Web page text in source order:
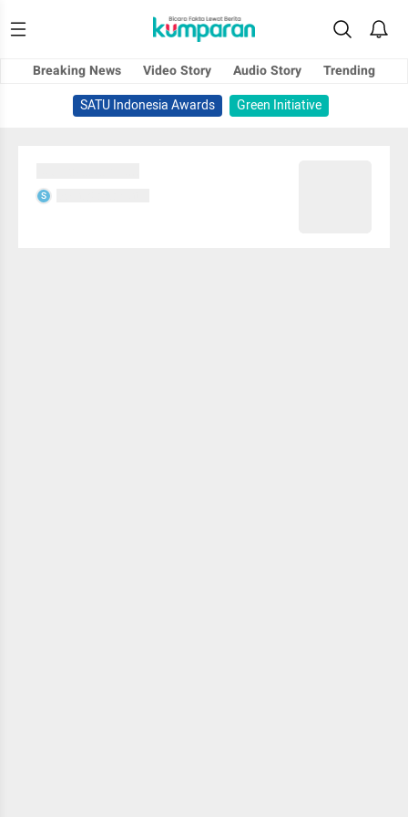
Breaking News Video Story Audio Story
Trending
SATU Indonesia Awards
Green Initiative
S